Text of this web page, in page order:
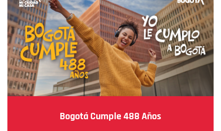
Bogotá Cumple 488 Años